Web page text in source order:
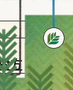
方 的主調